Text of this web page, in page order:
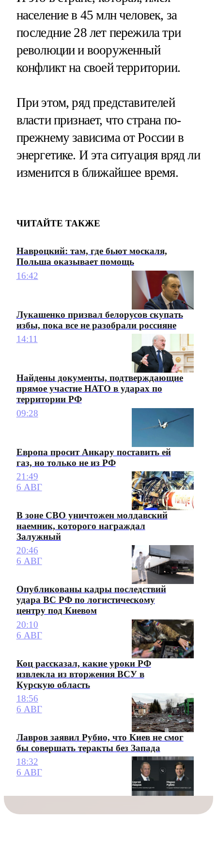
население в 45 млн человек, за
последние 28 лет пережила три
революции и вооруженный
конфликт на своей территории.
При этом, ряд представителей
власти признает, что страна по-
прежнему зависима от России в
энергетике. И эта ситуация вряд ли
изменится в ближайшее время.
ЧИТАЙТЕ ТАКЖЕ
Навроцкий: там, где бьют москаля,
Польша оказывает помощь
16:42
Лукашенко призвал белорусов скупать
избы, пока все не разобрали россияне
14:11
Найдены документы, подтверждающие
прямое участие НАТО в ударах по
территории РФ
09:28
Европа просит Анкару поставить ей
газ, но только не из РФ
21:49
6 АВГ
В зоне СВО уничтожен молдавский
наемник, которого награждал
Залужный
20:46
6 АВГ
Опубликованы кадры последствий
удара ВС РФ по логистическому
центру под Киевом
20:10
6 АВГ
Коц рассказал, какие уроки РФ
извлекла из вторжения ВСУ в
Курскую область
18:56
6 АВГ
Лавров заявил Рубио, что Киев не смог
бы совершать теракты без Запада
18:32
6 АВГ